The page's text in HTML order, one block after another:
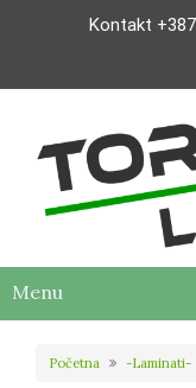
Kontakt
Menu
Početna -Laminati-